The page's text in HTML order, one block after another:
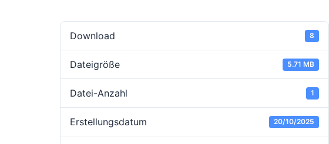
Download 8
Dateigröße 5.71 MB
Datei-Anzahl 1
Erstellungsdatum 20/10/2025